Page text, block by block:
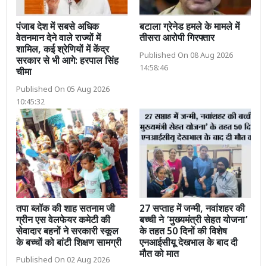
पंजाब देश में सबसे अधिक
वेतनमान देने वाले राज्यों में
शामिल, कई श्रेणियों में केंद्र
सरकार से भी आगे: हरपाल सिंह
चीमा
Published On 05 Aug 2026
10:45:32
बटाला ग्रेनेड हमले के मामले में
तीसरा आरोपी गिरफ्तार
Published On 08 Aug 2026
14:58:46
तपा ब्लॉक की शाह सतनाम जी
ग्रीन एस वेलफेयर कमेटी की
सेवादार बहनों ने सरकारी स्कूल
के बच्चों को बांटी शिक्षण सामग्री
Published On 02 Aug 2026
27 सप्ताह में जन्मी, नवांशहर की
बच्ची ने ‘मुख्यमंत्री सेहत योजना’
के तहत 50 दिनों की विशेष
एनआईसीयू देखभाल के बाद दी
मौत को मात